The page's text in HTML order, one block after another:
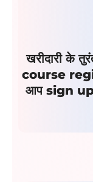
खरीदारी के
course
आप sign up